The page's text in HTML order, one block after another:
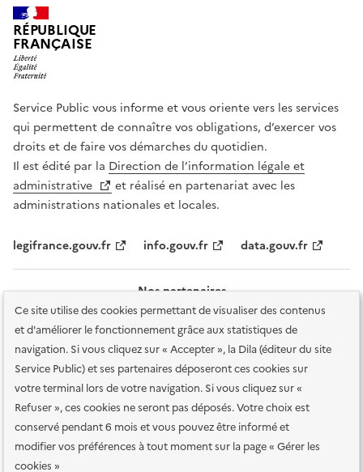
Ce site utilise des cookies permettant de visualiser des contenus
et d'améliorer le fonctionnement grâce aux statistiques de
navigation. Si vous cliquez sur « Accepter », la Dila (éditeur du site
Service Public) et ses partenaires déposeront ces cookies sur
votre terminal lors de votre navigation. Si vous cliquez sur «
Refuser », ces cookies ne seront pas déposés. Votre choix est
conservé pendant 6 mois et vous pouvez être informé et
modifier vos préférences à tout moment sur la page « Gérer les
cookies »
RÉPUBLIQUE
FRANÇAISE
Service Public vous informe et vous oriente vers les services
qui permettent de connaître vos obligations, d’exercer vos
droits et de faire vos démarches du quotidien.
Il est édité par la Direction de l’information légale et
administrative
et réalisé en partenariat avec les
administrations nationales et locales.
legifrance.gouv.fr info.gouv.fr data.gouv.fr
Nos partenaires
Plan du site Accessibilité : totalement conforme
Accessibilité des
services en ligne Mentions légales Données personnelles et sécurité
Conditions générales d'utilisation Gestion des cookies